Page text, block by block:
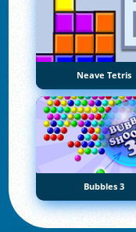
Neave Tetris
Bubbles 3